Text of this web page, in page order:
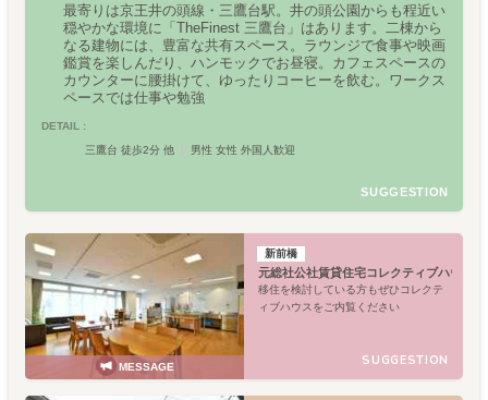
最寄りは京王井の頭線・三鷹台駅。井の頭公園からも程近い
穏やかな環境に「TheFinest 三鷹台」はあります。二棟から
なる建物には、豊富な共有スペース。ラウンジで食事や映画
鑑賞を楽しんだり、ハンモックでお昼寝。カフェスペースの
カウンターに腰掛けて、ゆったりコーヒーを飲む。ワークス
ペースでは仕事や勉強
DETAIL :
三鷹台 徒歩2分 他
男性 女性 外国人歓迎
SUGGESTION
MESSAGE
新前橋
元総社公社賃貸住宅コレクティブハウス
移住を検討している方もぜひコレクテ
ィブハウスをご内覧ください
SUGGESTION